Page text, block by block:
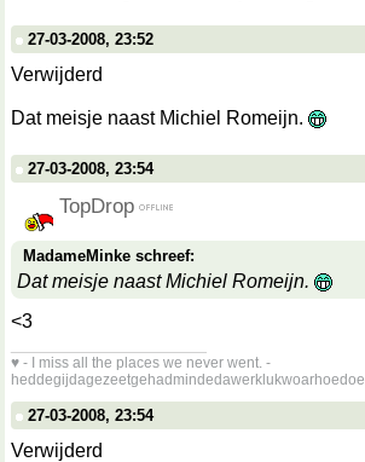
27-03-2008, 23:52
Verwijderd
Dat meisje naast Michiel Romeijn.
27-03-2008, 23:54
TopDrop
MadameMinke schreef:
Dat meisje naast Michiel Romeijn.
<3
♥ - I miss all the places we never went. -
27-03-2008, 23:54
Verwijderd